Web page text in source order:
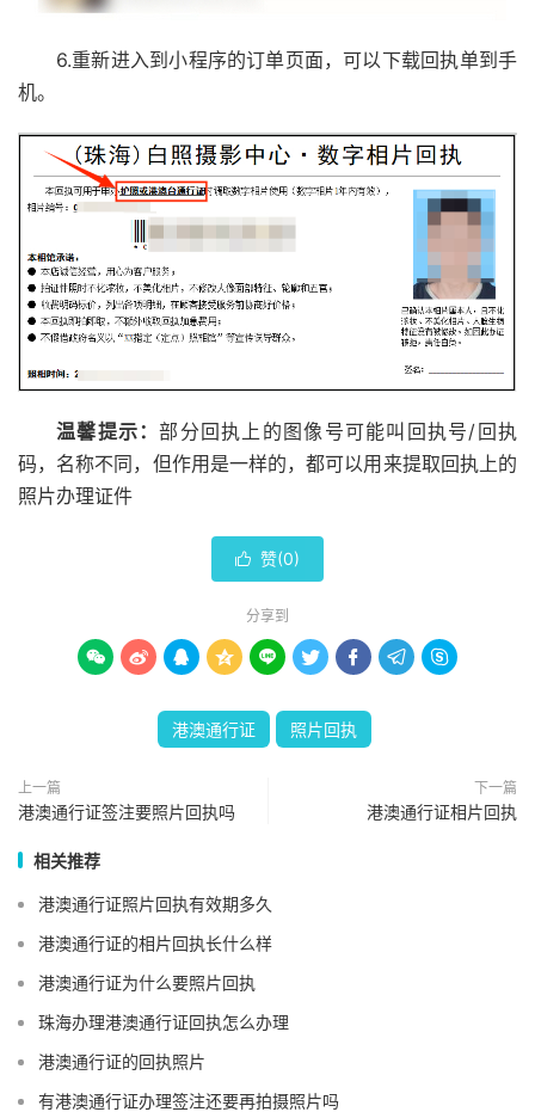
6.重新进入到小程序的订单页面，可以下载回执单到手
机。
温馨提示：部分回执上的图像号可能叫回执号/回执
码，名称不同，但作用是一样的，都可以用来提取回执上的
照片办理证件
 赞(0)
分享到
        
港澳通行证 照片回执
上一篇
港澳通行证签注要照片回执吗
下一篇
港澳通行证相片回执
相关推荐
港澳通行证照片回执有效期多久
港澳通行证的相片回执长什么样
港澳通行证为什么要照片回执
珠海办理港澳通行证回执怎么办理
港澳通行证的回执照片
有港澳通行证办理签注还要再拍摄照片吗